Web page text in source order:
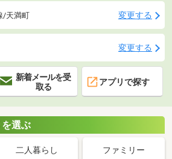
/天満町 変更する
変更する
新着メールを受
取る
アプリで探す
選ぶ
二人暮らし ファミリー